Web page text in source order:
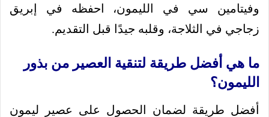
وفيتامين سي في الليمون، احفظه في إبريق
زجاجي في الثلاجة، وقلبه جيدًا قبل التقديم.
ما هي أفضل طريقة لتنقية العصير من بذور
الليمون؟
أفضل طريقة لضمان الحصول على عصير ليمون